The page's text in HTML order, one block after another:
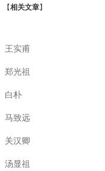
【相关文章】
王实甫
郑光祖
白朴
马致远
关汉卿
汤显祖